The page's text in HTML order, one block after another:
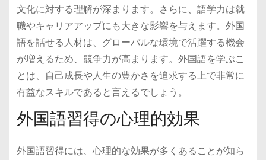
文化に対する理解が深まります。さらに、語学力は就
職やキャリアアップにも大きな影響を与えます。外国
語を話せる人材は、グローバルな環境で活躍する機会
が増えるため、競争力が高まります。外国語を学ぶこ
とは、自己成長や人生の豊かさを追求する上で非常に
有益なスキルであると言えるでしょう。
外国語習得の心理的効果
外国語習得には、心理的な効果が多くあることが知ら